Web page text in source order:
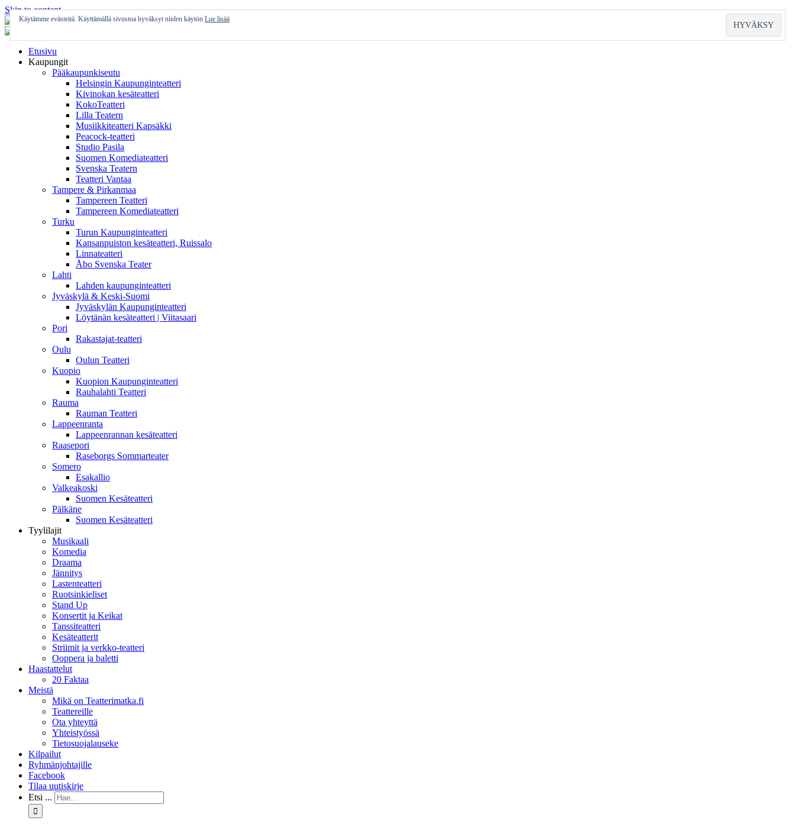
Skip to content
Etusivu
Kaupungit
Pääkaupunkiseutu
Helsingin Kaupunginteatteri
Kivinokan kesäteatteri
KokoTeatteri
Lilla Teatern
Musiikkiteatteri Kapsäkki
Peacock-teatteri
Studio Pasila
Suomen Komediateatteri
Svenska Teatern
Teatteri Vantaa
Tampere & Pirkanmaa
Tampereen Teatteri
Tampereen Komediateatteri
Turku
Turun Kaupunginteatteri
Kansanpuiston kesäteatteri, Ruissalo
Linnateatteri
Åbo Svenska Teater
Lahti
Lahden kaupunginteatteri
Jyväskylä & Keski-Suomi
Jyväskylän Kaupunginteatteri
Löytänän kesäteatteri | Viitasaari
Pori
Rakastajat-teatteri
Oulu
Oulun Teatteri
Kuopio
Kuopion Kaupunginteatteri
Rauhalahti Teatteri
Rauma
Rauman Teatteri
Lappeenranta
Lappeenrannan kesäteatteri
Raasepori
Raseborgs Sommarteater
Somero
Esakallio
Valkeakoski
Suomen Kesäteatteri
Pälkäne
Suomen Kesäteatteri
Tyylilajit
Musikaali
Komedia
Draama
Jännitys
Lastenteatteri
Ruotsinkieliset
Stand Up
Konsertit ja Keikat
Tanssiteatteri
Kesäteatterit
Striimit ja verkko-teatteri
Ooppera ja baletti
Haastattelut
20 Faktaa
Meistä
Mikä on Teatterimatka.fi
Teattereille
Ota yhteyttä
Yhteistyössä
Tietosuojalauseke
Kilpailut
Ryhmänjohtajille
Facebook
Tilaa uutiskirje
Etsi ...
Käytämme evästeitä. Käyttämällä sivustoa hyväksyt niiden käytön Lue lisää